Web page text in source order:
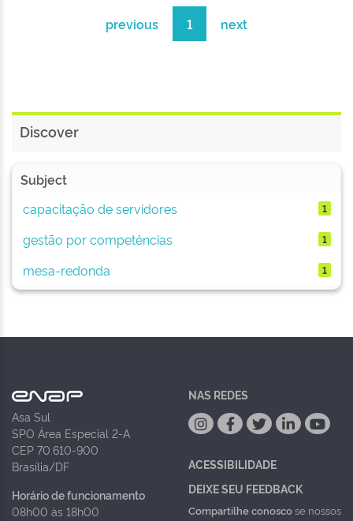
previous 1 next
Discover
Subject
capacitação de servidores
1
gestão por competências 1
mesa-redonda 1
Asa Sul
SPO Área Especial 2-A
CEP 70.610-900
Brasília/DF
Horário de funcionamento
08h00 às 18h00
NAS REDES
ACESSIBILIDADE
DEIXE SEU FEEDBACK
Compartilhe conoscose nossos